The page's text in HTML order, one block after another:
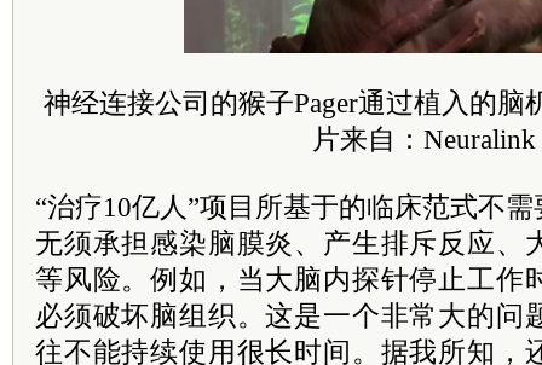
神经连接公司的猴子Pager通过植入的脑
片来自：Neuralink
“治疗10亿人”项目所基于的临床范式不
无须承担感染脑膜炎、产生排斥反应、
等风险。例如，当大脑内探针停止工作
必须破坏脑组织。这是一个非常大的问
往不能持续使用很长时间。据我所知，